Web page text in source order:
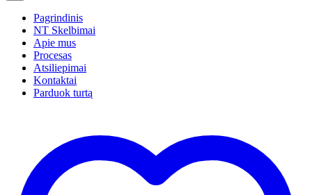
Pagrindinis
NT Skelbimai
Apie mus
Procesas
Atsiliepimai
Kontaktai
Parduok turtą